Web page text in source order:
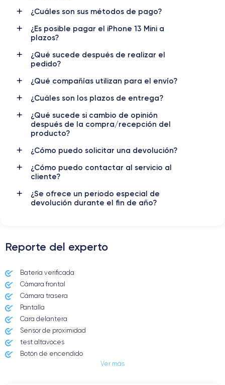
Nombre CPU
Apple A15 Bionic
Núm. de núcleos
Nombre GPU
5 Core GPU
Frec. procesador
12 MP 12 MP
Resolución vídeo
4K - 3840x2160px
Carga rápida
Batería Doble SIM
5G Si, todos los oper.
¿Cuáles son sus métodos de pago?
¿Es posible pagar el iPhone 13 Mini a
plazos?
¿Qué sucede después de realizar el
pedido?
¿Qué compañías utilizan para el envío?
¿Cuáles son los plazos de entrega?
¿Qué sucede si cambio de opinión
después de la compra/recepción del
producto?
¿Cómo puedo solicitar una devolución?
¿Cómo puedo contactar al servicio al
cliente?
¿Se ofrece un periodo especial de
devolución durante el fin de año?
Reporte del experto
Batería verificada
Cámara frontal
Cámara trasera
Pantalla
Cara delantera
Sensor de proximidad
test altavoces
Botón de encendido
Ver más